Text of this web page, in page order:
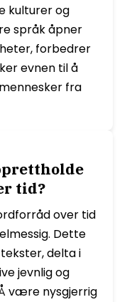
kulturer og
språk åpner
forbedrer
evnen til å
fra
tid?
over tid
Dette
delta i
jevnlig og
være nysgjerrig